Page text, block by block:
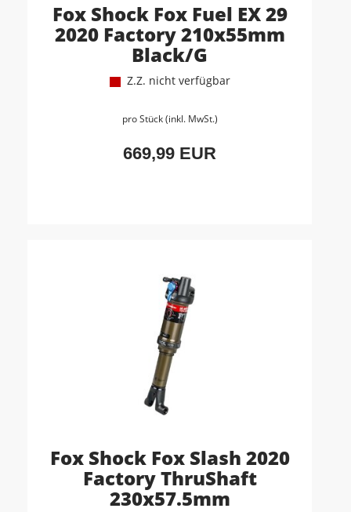
Fox Shock Fox Fuel EX 29
2020 Factory 210x55mm
Black/G
Z.Z. nicht verfügbar
pro Stück (inkl. MwSt.)
669,99 EUR
Fox Shock Fox Slash 2020
Factory ThruShaft
230x57.5mm